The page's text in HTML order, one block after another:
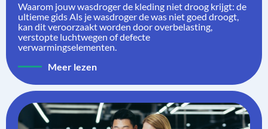
Waarom jouw wasdroger de kleding niet droog krijgt: de
ultieme gids Als je wasdroger de was niet goed droogt,
kan dit veroorzaakt worden door overbelasting,
verstopte luchtwegen of defecte
verwarmingselementen.
Meer lezen